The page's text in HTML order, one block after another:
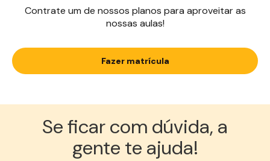
Contrate um de nossos planos para aproveitar as
nossas aulas!
Fazer matrícula
Se ficar com dúvida, a
gente te ajuda!︎